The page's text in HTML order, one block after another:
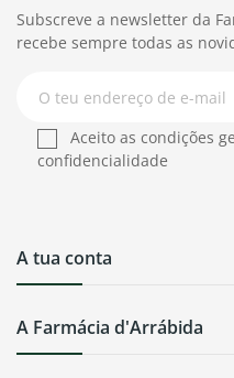
A Farmácia d'Arrábida
A tua conta
Subscreve a newsletter da
recebe sempre todas as
Aceito as condições
confidencialidade